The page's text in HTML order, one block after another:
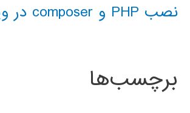
نصب PHP و composer در ویندوز 10
برچسب‌ها